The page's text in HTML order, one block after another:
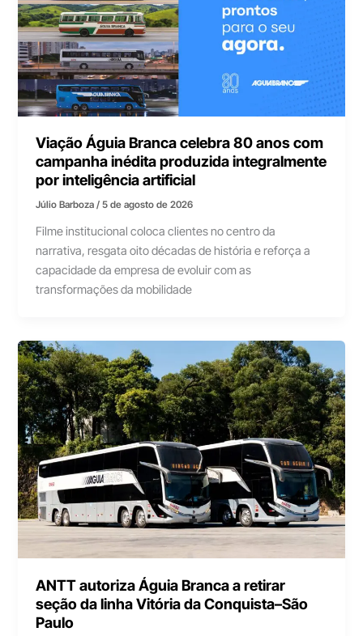
Viação Águia Branca celebra 80 anos com
campanha inédita produzida integralmente
por inteligência artificial
Júlio Barboza/5 de agosto de 2026
Filme institucional coloca clientes no centro da
narrativa, resgata oito décadas de história e reforça a
capacidade da empresa de evoluir com as
transformações da mobilidade
ANTT autoriza Águia Branca a retirar
seção da linha Vitória da Conquista–São
Paulo